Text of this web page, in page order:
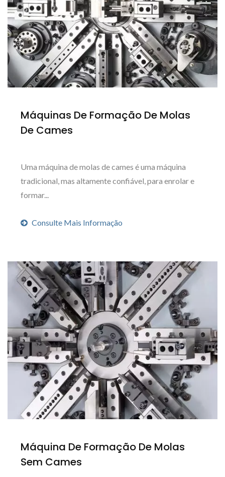
Máquinas De Formação De Molas
De Cames
Uma máquina de molas de cames é uma máquina
tradicional, mas altamente confiável, para enrolar e
formar...
Consulte Mais Informação
Máquina De Formação De Molas
Sem Cames